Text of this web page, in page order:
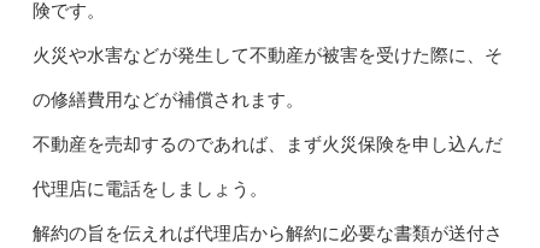
険です。
火災や水害などが発生して不動産が被害を受けた際に、そ
の修繕費用などが補償されます。
不動産を売却するのであれば、まず火災保険を申し込んだ
代理店に電話をしましょう。
解約の旨を伝えれば代理店から解約に必要な書類が送付さ